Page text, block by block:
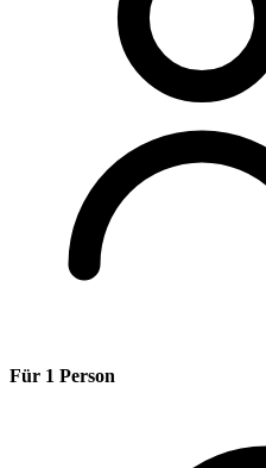
Für 1 Person